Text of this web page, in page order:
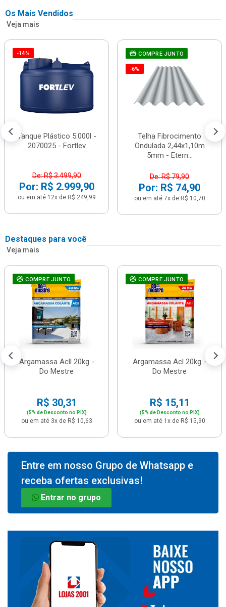
Os Mais Vendidos
Veja mais
-14%
Tanque Plástico 5.000l -
2070025 - Fortlev
De: R$ 3.499,90
Por: R$ 2.999,90
ou em até 12x de R$ 249,99
COMPRE JUNTO
-6%
Telha Fibrocimento
Ondulada 2,44x1,10m
5mm - Etern...
De: R$ 79,90
Por: R$ 74,90
ou em até 7x de R$ 10,70
Destaques para você
Veja mais
COMPRE JUNTO
Argamassa Acll 20kg -
Do Mestre
R$ 30,31
(5% de Desconto no PIX)
ou em até 3x de R$ 10,63
COMPRE JUNTO
Argamassa Acl 20kg -
Do Mestre
R$ 15,11
(5% de Desconto no PIX)
ou em até 1x de R$ 15,90
Entre em nosso Grupo de Whatsapp e
receba ofertas exclusivas!
Entrar no grupo